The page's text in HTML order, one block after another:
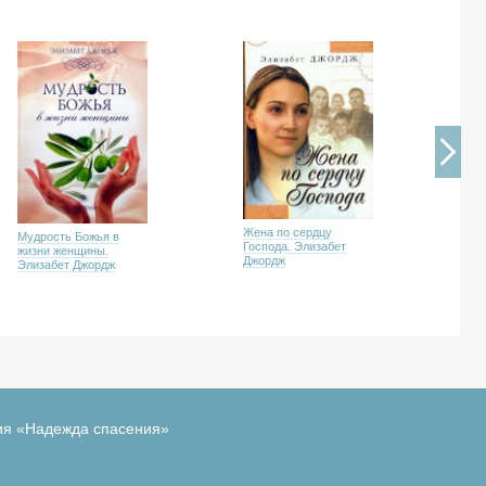
Мудрость Божья в
жизни женщины.
Элизабет Джордж
Жена по сердцу
Господа. Элизабет
Джордж
«Надежда спасения»